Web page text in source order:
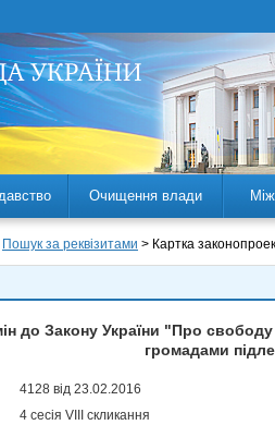
Очищення влади
Пошук за реквізитами > Картка
до Закону України "Про свободу
громадами
4128 від 23.02.2016
4 сесія VIII скликання